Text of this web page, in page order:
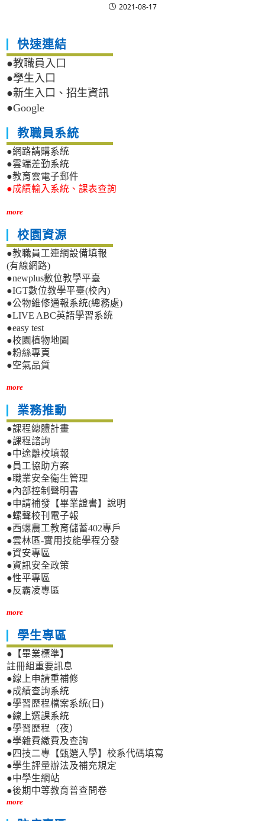
2021-08-17
快速連結
●教職員入口
●學生入口
●新生入口、招生資訊
●Google
教職員系統
●網路請購系統
●雲端差勤系統
●教育雲電子郵件
●成績輸入系統、課表查詢
more
校園資源
●教職員工連網設備填報
(有線網路)
●newplus數位教學平臺
●IGT數位教學平臺(校內)
●公物維修通報系統(總務處)
●LIVE ABC英語學習系統
●easy test
●校園植物地圖
●粉絲專頁
●空氣品質
more
業務推動
●課程總體計畫
●課程諮詢
●中途離校填報
●員工協助方案
●職業安全衛生管理
●內部控制聲明書
●申請補發【畢業證書】說明
●螺聲校刊電子報
●西螺農工教育儲蓄402專戶
●雲林區-實用技能學程分發
●資安專區
●資訊安全政策
●性平專區
●反霸凌專區
more
學生專區
●【畢業標準】
註冊組重要訊息
●線上申請重補修
●成績查詢系統
●學習歷程檔案系統(日)
●線上選課系統
●學習歷程（夜）
●學雜費繳費及查詢
●四技二專【甄選入學】校系代碼填寫
●學生評量辦法及補充規定
●中學生網站
●後期中等教育普查問卷
more